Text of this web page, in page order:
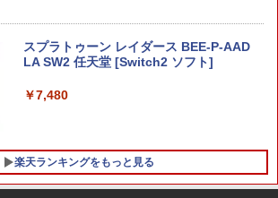
スプラトゥーン レイダース BEE-P-AAD
LA SW2 任天堂 [Switch2 ソフト]
￥7,480
楽天ランキングをもっと見る